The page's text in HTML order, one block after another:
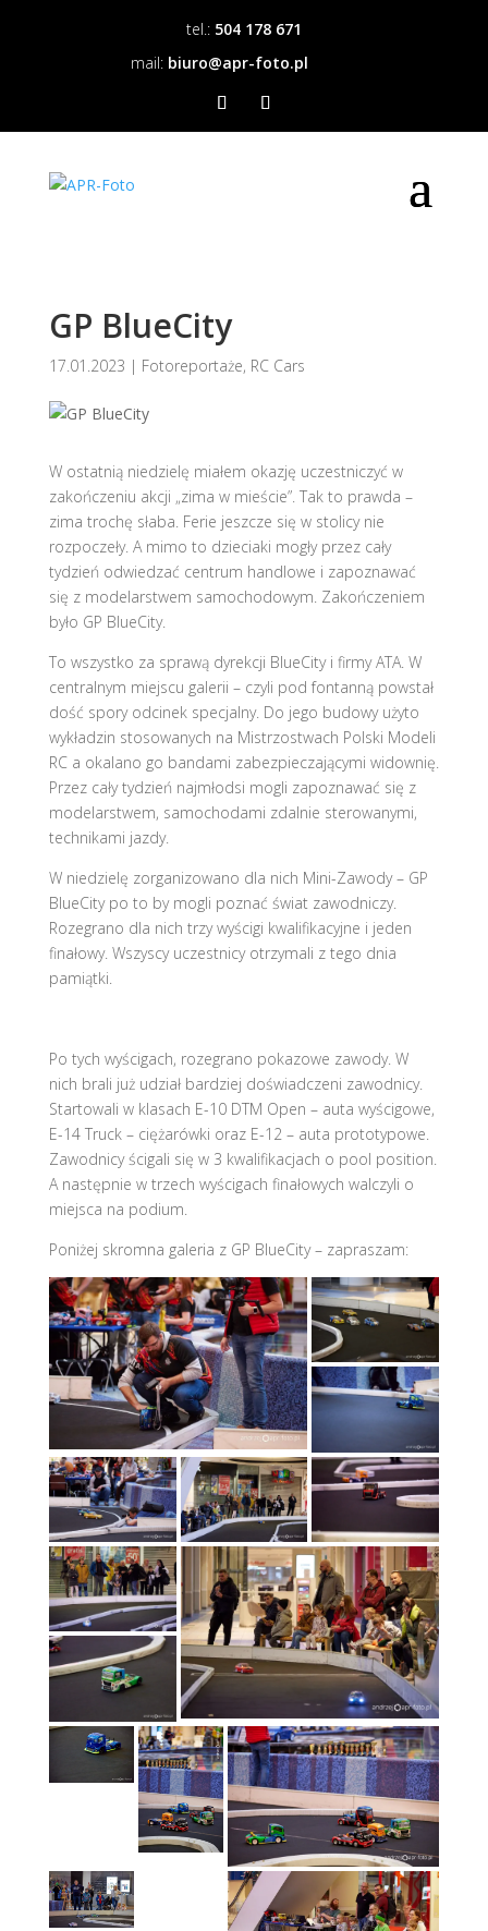
tel.: 504 178 671
mail: biuro@apr-foto.pl
GP BlueCity
17.01.2023 | Fotoreportaże, RC Cars
W ostatnią niedzielę miałem okazję uczestniczyć w
zakończeniu akcji „zima w mieście”. Tak to prawda –
zima trochę słaba. Ferie jeszcze się w stolicy nie
rozpoczeły. A mimo to dzieciaki mogły przez cały
tydzień odwiedzać centrum handlowe i zapoznawać
się z modelarstwem samochodowym. Zakończeniem
było GP BlueCity.
To wszystko za sprawą dyrekcji BlueCity i firmy ATA. W
centralnym miejscu galerii – czyli pod fontanną powstał
dość spory odcinek specjalny. Do jego budowy użyto
wykładzin stosowanych na Mistrzostwach Polski Modeli
RC a okalano go bandami zabezpieczającymi widownię.
Przez cały tydzień najmłodsi mogli zapoznawać się z
modelarstwem, samochodami zdalnie sterowanymi,
technikami jazdy.
W niedzielę zorganizowano dla nich Mini-Zawody – GP
BlueCity po to by mogli poznać świat zawodniczy.
Rozegrano dla nich trzy wyścigi kwalifikacyjne i jeden
finałowy. Wszyscy uczestnicy otrzymali z tego dnia
pamiątki.
Po tych wyścigach, rozegrano pokazowe zawody. W
nich brali już udział bardziej doświadczeni zawodnicy.
Startowali w klasach E-10 DTM Open – auta wyścigowe,
E-14 Truck – ciężarówki oraz E-12 – auta prototypowe.
Zawodnicy ścigali się w 3 kwalifikacjach o pool position.
A następnie w trzech wyścigach finałowych walczyli o
miejsca na podium.
Poniżej skromna galeria z GP BlueCity – zapraszam: